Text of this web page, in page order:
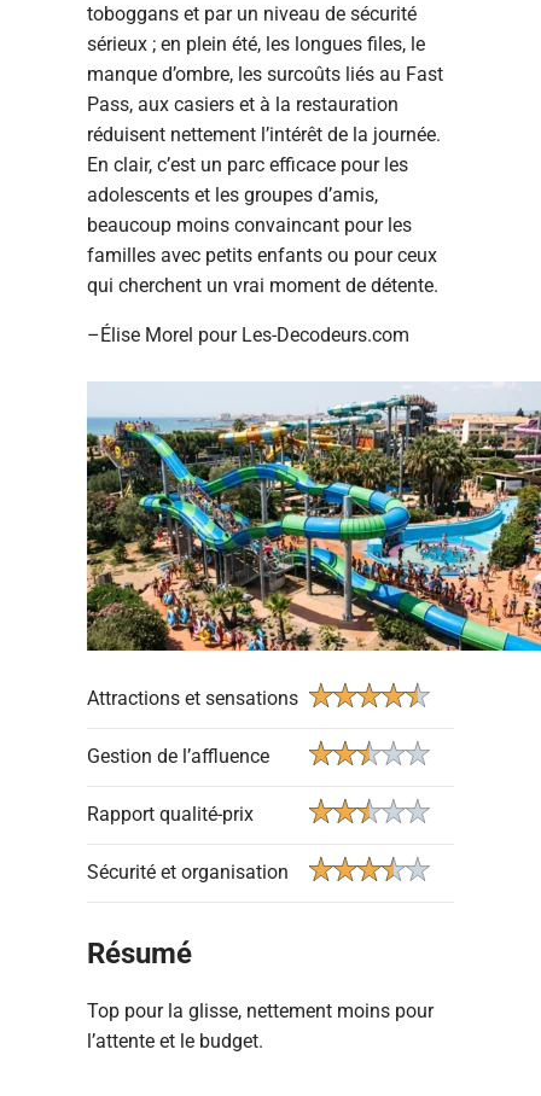
toboggans et par un niveau de sécurité
sérieux ; en plein été, les longues files, le
manque d’ombre, les surcoûts liés au Fast
Pass, aux casiers et à la restauration
réduisent nettement l’intérêt de la journée.
En clair, c’est un parc efficace pour les
adolescents et les groupes d’amis,
beaucoup moins convaincant pour les
familles avec petits enfants ou pour ceux
qui cherchent un vrai moment de détente.
–Élise Morel pour Les-Decodeurs.com
Attractions et sensations
Gestion de l’affluence
Rapport qualité-prix
Sécurité et organisation
Résumé
Top pour la glisse, nettement moins pour
l’attente et le budget.